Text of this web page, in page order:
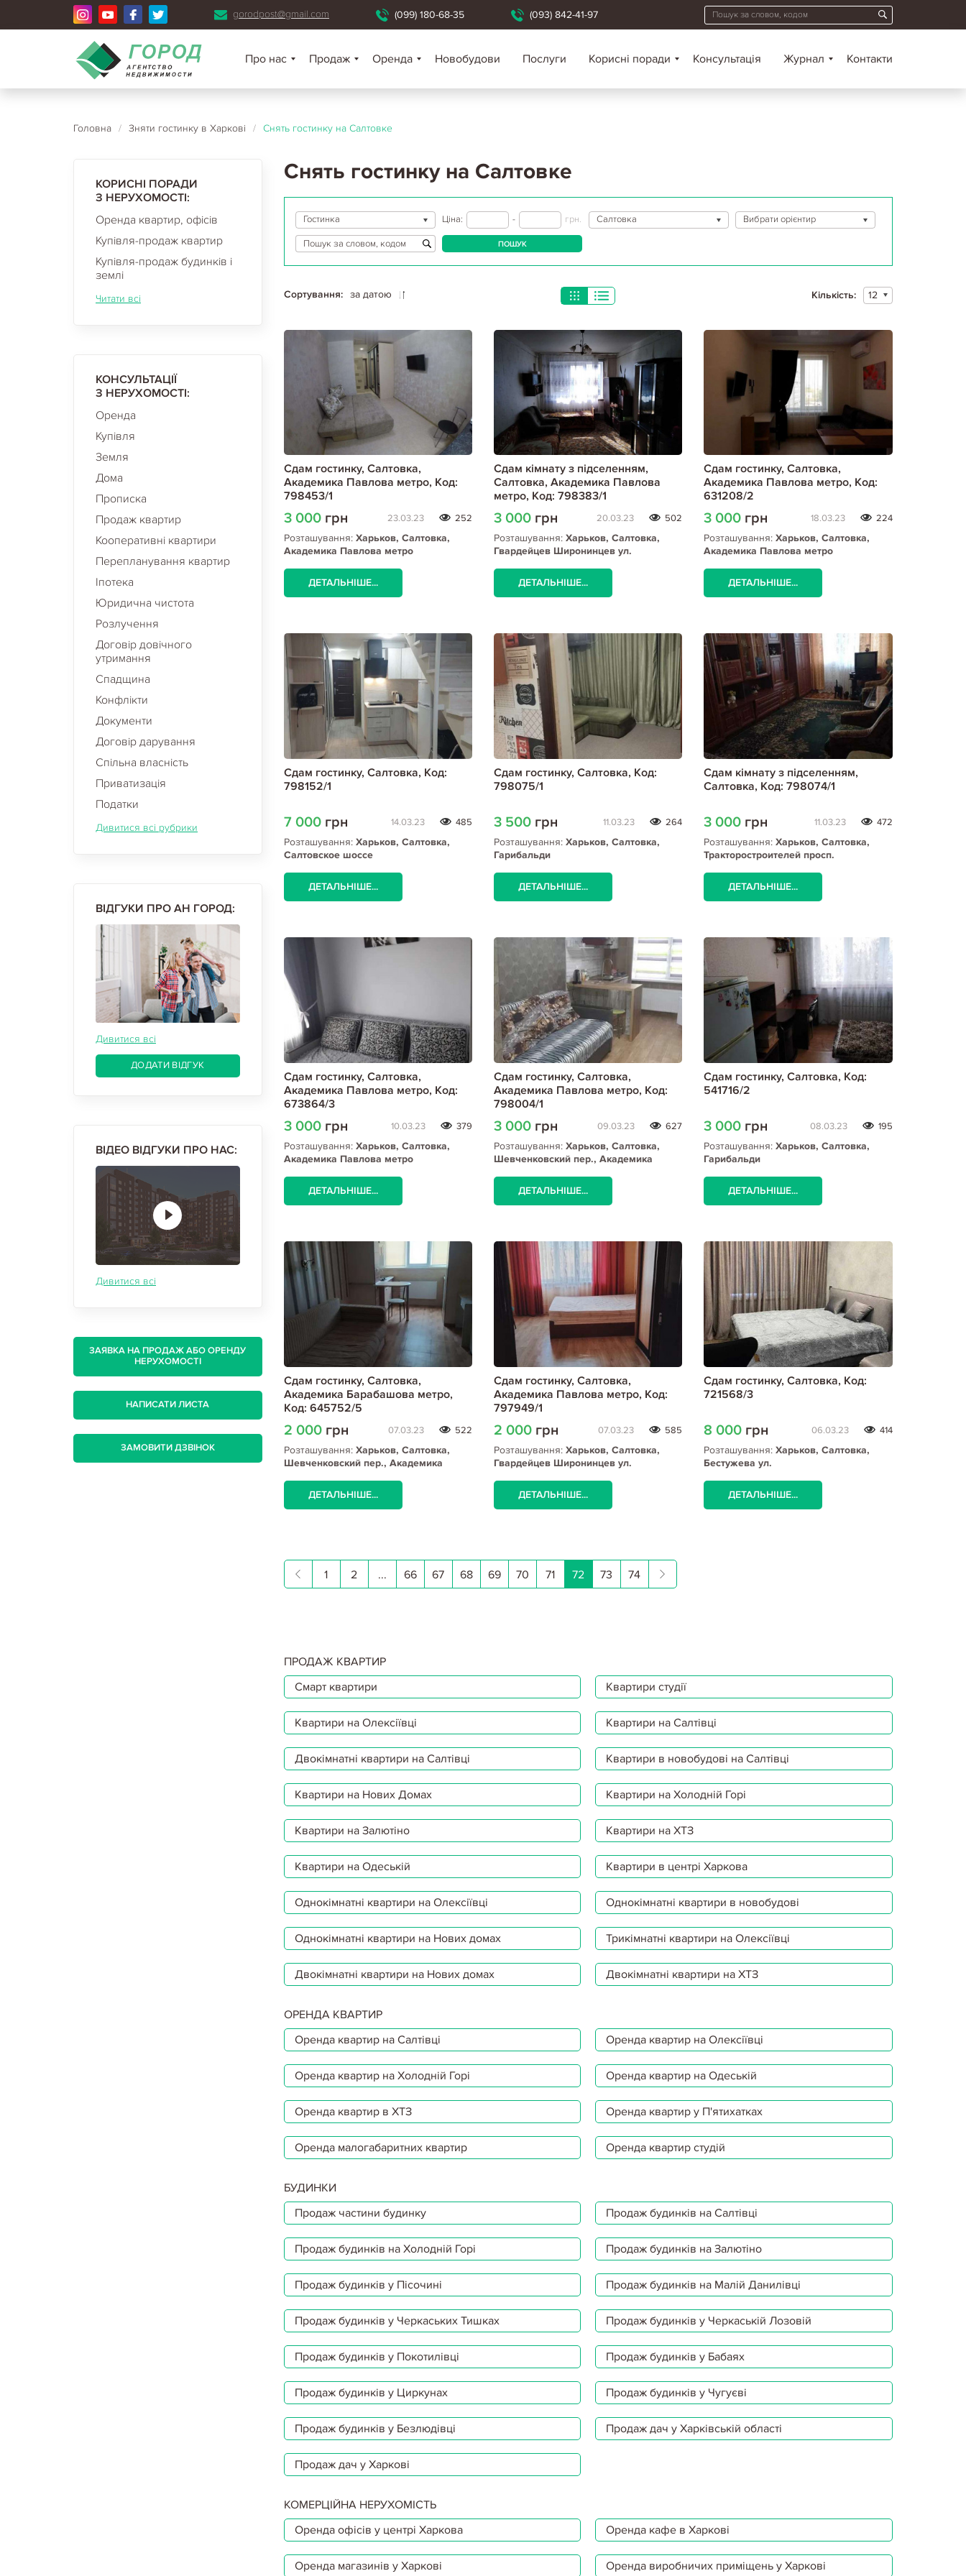
gorodpost@gmail.com (099) 180-68-35 (093) 842-41-97
Про нас Продаж Оренда Новобудови Послуги Корисні поради Консультація Журнал Контакти
Головна / Зняти гостинку в Харкові / Снять гостинку на Салтовке
КОРИСНІ ПОРАДИ
З НЕРУХОМОСТІ:
Оренда квартир, офісів
Купівля-продаж квартир
Купівля-продаж будинків і
землі
Читати всі
КОНСУЛЬТАЦІЇ
З НЕРУХОМОСТІ:
Оренда
Купівля
Земля
Дома
Прописка
Продаж квартир
Кооперативні квартири
Перепланування квартир
Іпотека
Юридична чистота
Розлучення
Договір довічного
утримання
Спадщина
Конфлікти
Документи
Договір дарування
Спільна власність
Приватизація
Податки
Дивитися всі рубрики
ВІДГУКИ ПРО АН ГОРОД:
Дивитися всі
ДОДАТИ ВІДГУК
ВІДЕО ВІДГУКИ ПРО НАС:
Дивитися всі
ЗАЯВКА НА ПРОДАЖ АБО ОРЕНДУ
НЕРУХОМОСТІ
НАПИСАТИ ЛИСТА
ЗАМОВИТИ ДЗВІНОК
Снять гостинку на Салтовке
Гостинка Ціна: - грн. Салтовка Вибрати орієнтир
ПОШУК
Сортування: за датою Кількість: 12
Сдам гостинку, Салтовка,
Академика Павлова метро, Код:
798453/1
3 000 грн 23.03.23 252
Розташування: Харьков, Салтовка,
Академика Павлова метро
ДЕТАЛЬНІШЕ...
Сдам кімнату з підселенням,
Салтовка, Академика Павлова
метро, Код: 798383/1
3 000 грн 20.03.23 502
Розташування: Харьков, Салтовка,
Гвардейцев Широнинцев ул.
ДЕТАЛЬНІШЕ...
Сдам гостинку, Салтовка,
Академика Павлова метро, Код:
631208/2
3 000 грн 18.03.23 224
Розташування:Харьков, Салтовка,
Академика Павлова метро
ДЕТАЛЬНІШЕ...
Сдам гостинку, Салтовка, Код:
798152/1
7 000 грн 14.03.23 485
Розташування: Харьков, Салтовка,
Салтовское шоссе
ДЕТАЛЬНІШЕ...
Сдам гостинку, Салтовка, Код:
798075/1
3 500 грн 11.03.23 264
Розташування: Харьков, Салтовка,
Гарибальди
ДЕТАЛЬНІШЕ...
Сдам кімнату з підселенням,
Салтовка, Код: 798074/1
3 000 грн 11.03.23 472
Розташування:Харьков, Салтовка,
Тракторостроителей просп.
ДЕТАЛЬНІШЕ...
Сдам гостинку, Салтовка,
Академика Павлова метро, Код:
673864/3
3 000 грн 10.03.23 379
Розташування: Харьков, Салтовка,
Академика Павлова метро
ДЕТАЛЬНІШЕ...
Сдам гостинку, Салтовка,
Академика Павлова метро, Код:
798004/1
3 000 грн 09.03.23 627
Розташування: Харьков, Салтовка,
Шевченковский пер., Академика
ДЕТАЛЬНІШЕ...
Сдам гостинку, Салтовка, Код:
541716/2
3 000 грн 08.03.23 195
Розташування:Харьков, Салтовка,
Гарибальди
ДЕТАЛЬНІШЕ...
Сдам гостинку, Салтовка,
Академика Барабашова метро,
Код: 645752/5
2 000 грн 07.03.23 522
Розташування: Харьков, Салтовка,
Шевченковский пер., Академика
ДЕТАЛЬНІШЕ...
Сдам гостинку, Салтовка,
Академика Павлова метро, Код:
797949/1
2 000 грн 07.03.23 585
Розташування: Харьков, Салтовка,
Гвардейцев Широнинцев ул.
ДЕТАЛЬНІШЕ...
Сдам гостинку, Салтовка, Код:
721568/3
8 000 грн 06.03.23 414
Розташування:Харьков, Салтовка,
Бестужева ул.
ДЕТАЛЬНІШЕ...
1 2 ... 66 67 68 69 70 71 72 73 74
ПРОДАЖ КВАРТИР
Смарт квартири
Квартири студії
Квартири на Олексіївці Квартири на Салтівці
Двокімнатні квартири на Салтівці Квартири в новобудові на Салтівці
Квартири на Нових Домах Квартири на Холодній Горі
Квартири на Залютіно Квартири на ХТЗ
Квартири на Одеській Квартири в центрі Харкова
Однокімнатні квартири на Олексіївці Однокімнатні квартири в новобудові
Однокімнатні квартири на Нових домах Трикімнатні квартири на Олексіївці
Двокімнатні квартири на Нових домах Двокімнатні квартири на ХТЗ
ОРЕНДА КВАРТИР
Оренда квартир на Салтівці
Оренда квартир на Олексіївці
Оренда квартир на Холодній Горі Оренда квартир на Одеській
Оренда квартир в ХТЗ Оренда квартир у П'ятихатках
Оренда малогабаритних квартир Оренда квартир студій
БУДИНКИ
Продаж частини будинку
Продаж будинків на Салтівці
Продаж будинків на Холодній Горі Продаж будинків на Залютіно
Продаж будинків у Пісочині Продаж будинків на Малій Данилівці
Продаж будинків у Черкаських Тишках Продаж будинків у Черкаській Лозовій
Продаж будинків у Покотилівці Продаж будинків у Бабаях
Продаж будинків у Циркунах Продаж будинків у Чугуєві
Продаж будинків у Безлюдівці Продаж дач у Харківській області
Продаж дач у Харкові
КОМЕРЦІЙНА НЕРУХОМІСТЬ
Оренда офісів у центрі Харкова
Оренда кафе в Харкові
Оренда магазинів у Харкові Оренда виробничих приміщень у Харкові